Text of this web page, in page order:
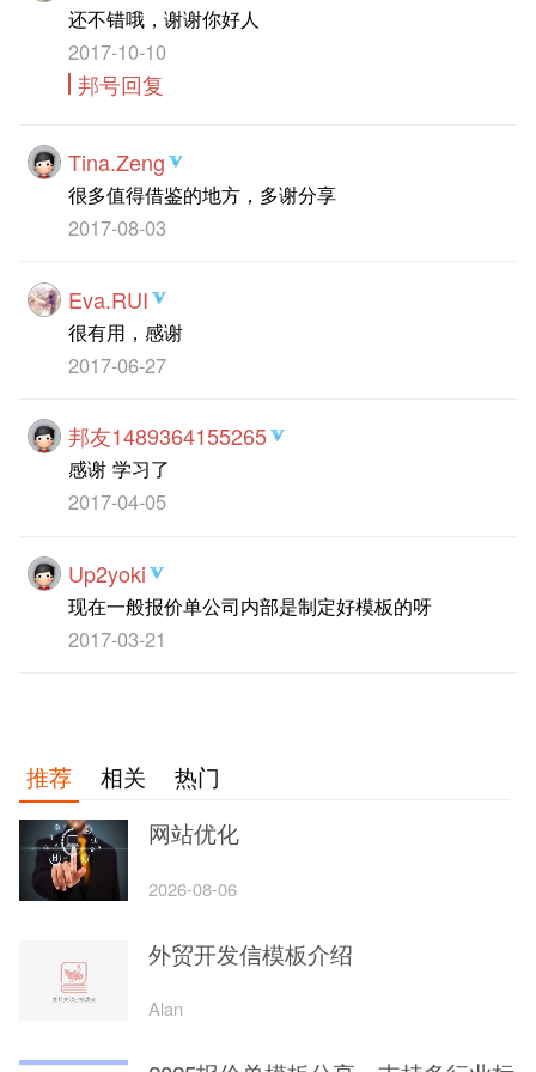
还不错哦，谢谢你好人
2017-10-10
邦号回复
Tina.Zeng
很多值得借鉴的地方，多谢分享
2017-08-03
Eva.RUI
很有用，感谢
2017-06-27
邦友1489364155265
感谢 学习了
2017-04-05
Up2yoki
现在一般报价单公司内部是制定好模板的呀
2017-03-21
推荐 相关
热门
网站优化
2026-08-06
外贸开发信模板介绍
Alan